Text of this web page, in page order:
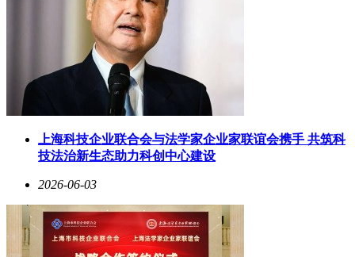
上海科技企业联合会与法学家企业家联谊会携手 共筑科
技法治新生态助力科创中心建设
2026-06-03